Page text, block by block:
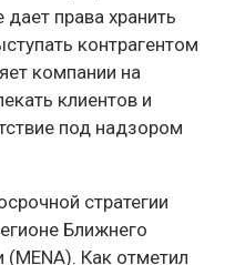
права хранить
контрагентом
компании на
клиентов и
под надзором
стратегии
Ближнего
Как отметил